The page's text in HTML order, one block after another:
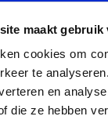
maakt gebruik
cookies om
te
en
die ze hebben